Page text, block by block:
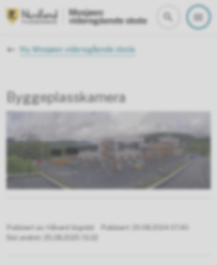
Du er her:
Ny Mosjøen videregående skole
Byggeplasskamera
Publisert av Håvard Vognild Publisert
Sist endret